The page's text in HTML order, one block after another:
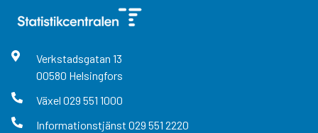
Verkstadsgatan 13
00580 Helsingfors
Växel 029 551 1000
Informationstjänst 029 551 2220